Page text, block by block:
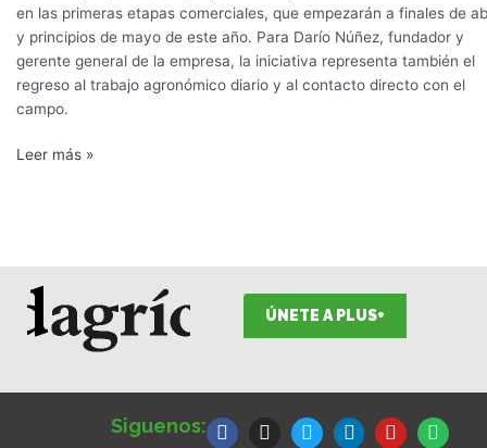
en las primeras etapas comerciales, que empezarán a finales de
y principios de mayo de este año. Para Darío Núñez, fundador y
gerente general de la empresa, la iniciativa representa también el
regreso al trabajo agronómico diario y al contacto directo con el
campo.
Leer más »
ÚNETE A PLUS+
Siguenos:
a
c
n
s
w
i
i
n
o
u
p
o